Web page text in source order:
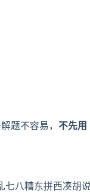
题不容易，不先用
七八糟东拼西凑胡